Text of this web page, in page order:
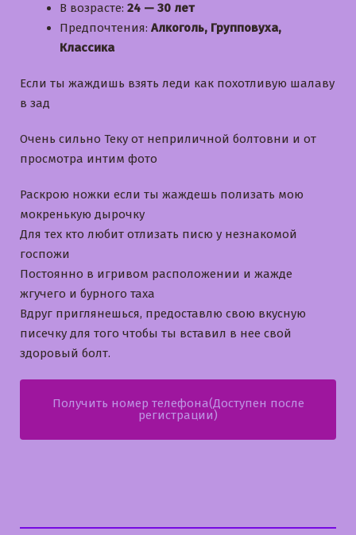
В возрасте: 24 — 30 лет
Предпочтения: Алкоголь, Групповуха,
Классика
Если ты жаждишь взять леди как похотливую шалаву
в зад
Очень сильно Теку от неприличной болтовни и от
просмотра интим фото
Раскрою ножки если ты жаждешь полизать мою
мокренькую дырочку
Для тех кто любит отлизать писю у незнакомой
госпожи
Постоянно в игривом расположении и жажде
жгучего и бурного таха
Вдруг приглянешься, предоставлю свою вкусную
писечку для того чтобы ты вставил в нее свой
здоровый болт.
Получить номер телефона(Доступен после
регистрации)